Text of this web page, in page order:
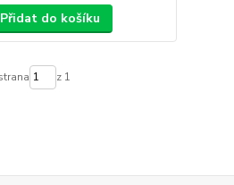
Přidat do košíku
z 1